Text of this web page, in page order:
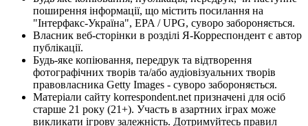
поширення інформації, що містить посилання на
"Інтерфакс-Україна", EPA / UPG, суворо забороняється.
Власник веб-сторінки в розділі Я-Корреспондент є автор
публікації.
Будь-яке копіювання, передрук та відтворення
фотографічних творів та/або аудіовізуальних творів
правовласника Getty Images - суворо забороняється.
Матеріали сайту korrespondent.net призначені для осіб
старше 21 року (21+). Участь в азартних іграх може
викликати ігрову залежність. Дотримуйтесь правил